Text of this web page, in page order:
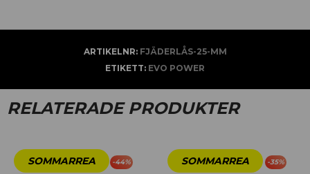
ARTIKELNR: FJÄDERLÅS-25-MM
ETIKETT: EVO POWER
RELATERADE PRODUKTER
-44% -35%